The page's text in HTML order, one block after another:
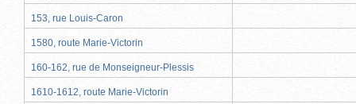
153, rue Louis-Caron
1580, route Marie-Victorin
160-162, rue de Monseigneur-Plessis
1610-1612, route Marie-Victorin